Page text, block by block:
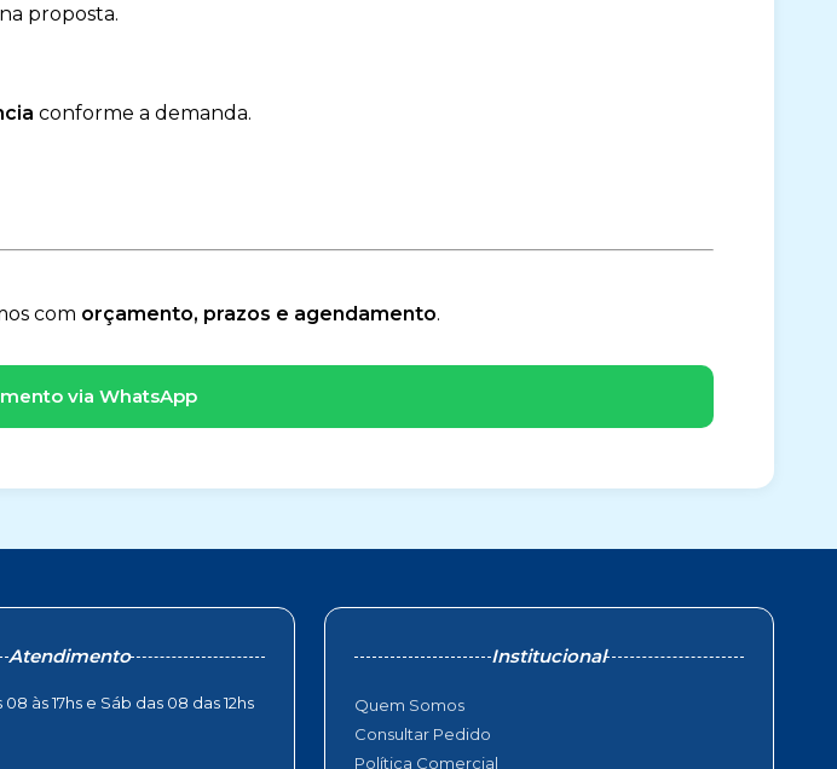
proposta.
conforme a demanda.
com orçamento, prazos e agendamento.
via WhatsApp
Atendimento
às 17hs e Sáb das 08 das 12hs
Institucional
Quem Somos
Consultar Pedido
Política Comercial